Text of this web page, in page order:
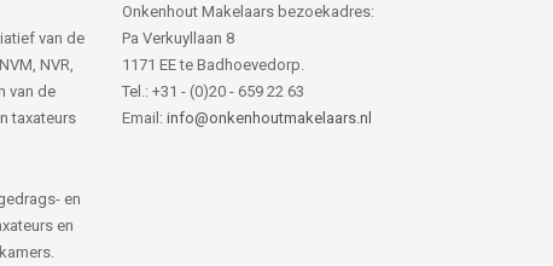
van de
NVR,
van de
taxateurs
en
en
Onkenhout Makelaars bezoekadres:
Pa Verkuyllaan 8
1171 EE te Badhoevedorp.
Tel.: +31 - (0)20 - 659 22 63
Email: info@onkenhoutmakelaars.nl